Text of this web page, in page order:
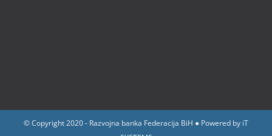
© Copyright 2020 - Razvojna banka Federacija BiH ● Powered by iT